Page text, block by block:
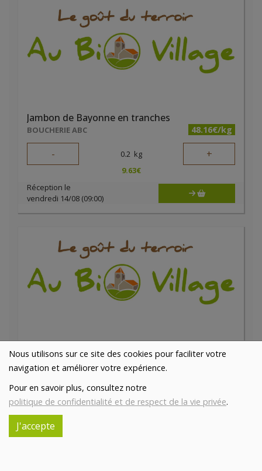
Nous utilisons sur ce site des cookies pour faciliter votre
navigation et améliorer votre expérience.
Pour en savoir plus, consultez notre
politique de confidentialité et de respect de la vie privée.
J'accepte
Jambon de Bayonne en tranches
BOUCHERIE ABC 48.16€/kg
- 0.2 kg +
9.63€
Réception le
vendredi 14/08 (09:00)
Jambon de Bourgogne en tranches
34.73€/kg
- 0.2 kg
6.95 €
Réception le
vendredi 14/08 (09:00)